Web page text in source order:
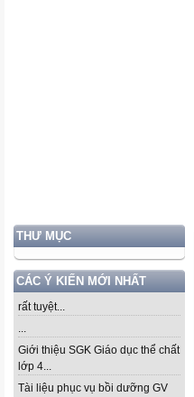
THƯ MỤC
CÁC Ý KIẾN MỚI NHẤT
rất tuyệt...
...
Giới thiệu SGK Giáo dục thể chất
lớp 4...
Tài liệu phục vụ bồi dưỡng GV